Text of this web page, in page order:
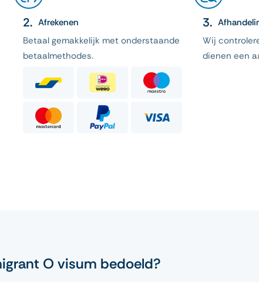
Afrekenen
Betaal gemakkelijk met onderstaande
betaalmethodes.
Wij
dienen een
O visum bedoeld?